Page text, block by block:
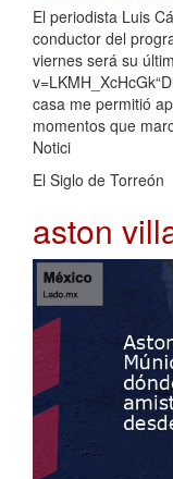
El periodista Luis
conductor del
viernes será su
casa me permitió
momentos que
Notici
El Siglo de Torreón
aston